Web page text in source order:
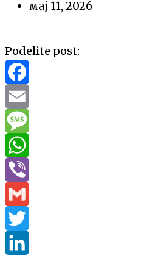
мај 11, 2026
Podelite post:
Facebook
Email
Message
WhatsApp
Viber
Gmail
Twitter